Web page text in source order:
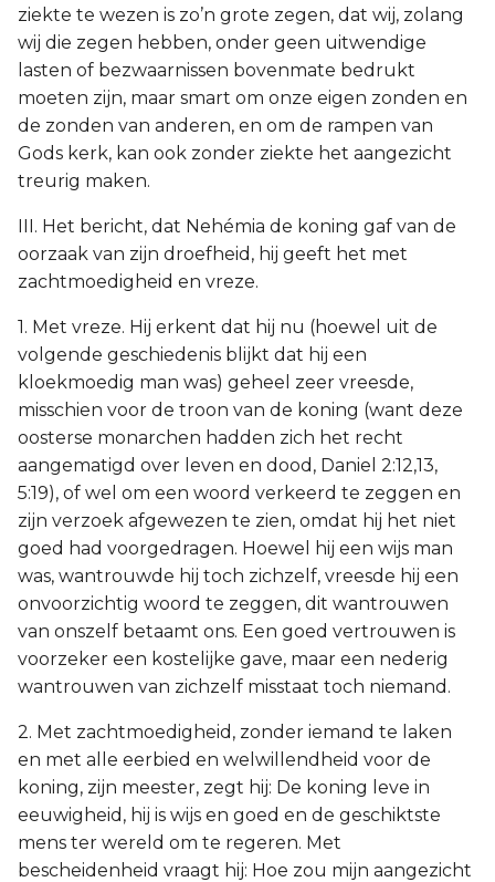
ziekte te wezen is zo’n grote zegen, dat wij, zolang
wij die zegen hebben, onder geen uitwendige
lasten of bezwaarnissen bovenmate bedrukt
moeten zijn, maar smart om onze eigen zonden en
de zonden van anderen, en om de rampen van
Gods kerk, kan ook zonder ziekte het aangezicht
treurig maken.
III. Het bericht, dat Nehémia de koning gaf van de
oorzaak van zijn droefheid, hij geeft het met
zachtmoedigheid en vreze.
1. Met vreze. Hij erkent dat hij nu (hoewel uit de
volgende geschiedenis blijkt dat hij een
kloekmoedig man was) geheel zeer vreesde,
misschien voor de troon van de koning (want deze
oosterse monarchen hadden zich het recht
aangematigd over leven en dood, Daniel 2:12,13,
5:19), of wel om een woord verkeerd te zeggen en
zijn verzoek afgewezen te zien, omdat hij het niet
goed had voorgedragen. Hoewel hij een wijs man
was, wantrouwde hij toch zichzelf, vreesde hij een
onvoorzichtig woord te zeggen, dit wantrouwen
van onszelf betaamt ons. Een goed vertrouwen is
voorzeker een kostelijke gave, maar een nederig
wantrouwen van zichzelf misstaat toch niemand.
2. Met zachtmoedigheid, zonder iemand te laken
en met alle eerbied en welwillendheid voor de
koning, zijn meester, zegt hij: De koning leve in
eeuwigheid, hij is wijs en goed en de geschiktste
mens ter wereld om te regeren. Met
bescheidenheid vraagt hij: Hoe zou mijn aangezicht